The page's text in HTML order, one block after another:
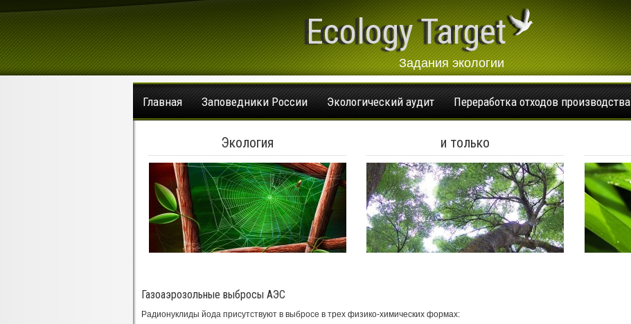
Ecology Target
Задания экологии
Главная Заповедники России Экологический аудит Переработка отходов производства
Экология и только
Газоаэрозольные выбросы АЭС
Радионуклиды йода присутствуют в выбросе в трех физико-химических формах: